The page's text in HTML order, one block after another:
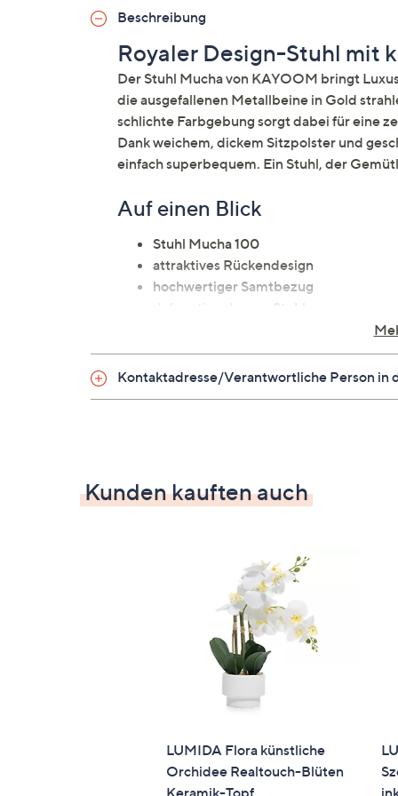
Beschreibung
Royaler Design-Stuhl mit
Der Stuhl Mucha von KAYOOM bringt
die ausgefallenen Metallbeine in Gold
schlichte Farbgebung sorgt dabei für eine
Dank weichem, dickem Sitzpolster und
einfach superbequem. Ein Stuhl, der
Auf einen Blick
Stuhl Mucha 100
attraktives Rückendesign
hochwertiger Samtbezug
dekorativer Luxus-Stuhl
belastbar bis ca. 150 kg
Material
ca. 56 x 59 x 85 cm (L x B x H)
Sitzhöhe: ca. 52,5 cm
ca. 9,5 kg
Identifikationsnummer
Bitte beachten
Kontaktadresse/Verantwortliche Person in
Kunden kauften auch
LUMIDA Flora künstliche
Orchidee Realtouch-Blüten
Keramik-Topf